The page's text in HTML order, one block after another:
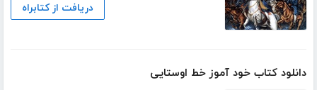
دریافت از کتابراه
دانلود کتاب خود آموز خط اوستایی